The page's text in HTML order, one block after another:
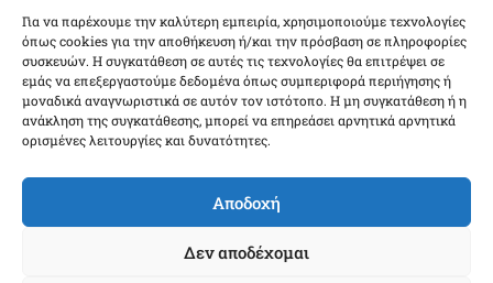
Για να παρέχουμε την καλύτερη εμπειρία, χρησιμοποιούμε τεχνολογίες
όπως cookies για την αποθήκευση ή/και την πρόσβαση σε πληροφορίες
συσκευών. Η συγκατάθεση σε αυτές τις τεχνολογίες θα επιτρέψει σε
εμάς να επεξεργαστούμε δεδομένα όπως συμπεριφορά περιήγησης ή
μοναδικά αναγνωριστικά σε αυτόν τον ιστότοπο. Η μη συγκατάθεση ή η
ανάκληση της συγκατάθεσης, μπορεί να επηρεάσει αρνητικά αρνητικά
ορισμένες λειτουργίες και δυνατότητες.
Αποδοχή
Δεν αποδέχομαι
Κάντε κλικ για να αποδεχτείτε cookies
εμπορικής προώθησης και να